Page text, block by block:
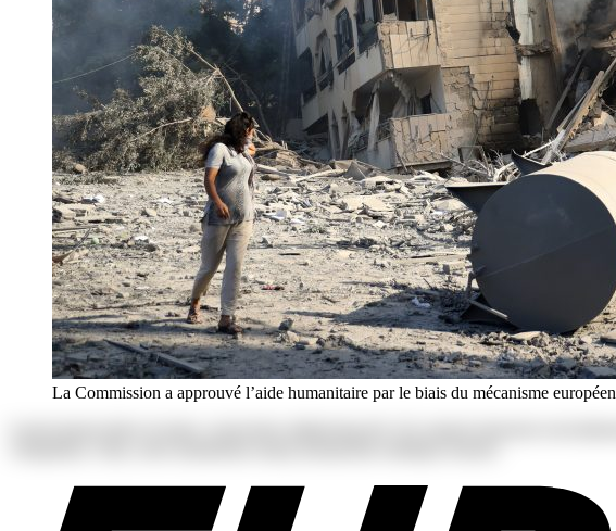
La Commission a approuvé l’aide humanitaire par le biais du mécanisme